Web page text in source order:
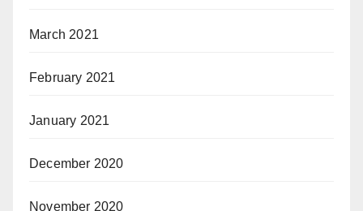
March 2021
February 2021
January 2021
December 2020
November 2020